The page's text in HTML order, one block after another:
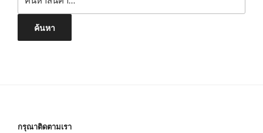
ค้นหา
กรุณาติดตามเรา